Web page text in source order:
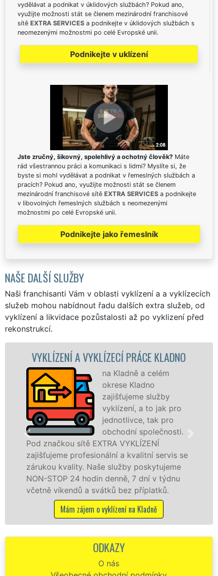
vydělávat a podnikat v úklidových službách? Pokud ano,
využijte možnosti stát se členem mezinárodní franchisové
sítě EXTRA SERVICES a podnikejte v úklidových službách s
neomezenými možnostmi po celé Evropské unii.
Podnikejte v uklízení
Jste zručný, šikovný, spolehlivý a ochotný člověk? Máte
rád všestrannou práci a komunikaci s lidmi? Myslíte si, že
byste si mohl vydělávat a podnikat v řemeslných službách a
pracích? Pokud ano, využijte možnosti stát se členem
mezinárodní franchisové sítě EXTRA SERVICES a podnikejte
v libovolných řemeslných službách s neomezenými
možnostmi po celé Evropské unii.
Podnikejte jako řemeslník
NAŠE DALŠÍ SLUŽBY
Naši franchisanti Vám v oblasti vyklízení a a vyklízecích
služeb mohou nabídnout řadu dalších extra služeb, od
vyklízení a likvidace pozůstalosti až po vyklizení před
rekonstrukcí.
A VYKLÍZECÍ PRÁCE KLADNO
na Kladně a celém
okrese Kladno
zajišťujeme služby
vyklízení, a to jak pro
jednotlivce, tak pro
obchodní společnosti.
sítě EXTRA VYKLÍZENÍ
profesionální a kvalitní servis se
Naše služby poskytujeme
24 hodin denně, 7 dní v týdnu
a svátků bez příplatků.
zájem o vyklízení na Kladně
jak
zárukou
STOP bez
ODKAZY
O nás